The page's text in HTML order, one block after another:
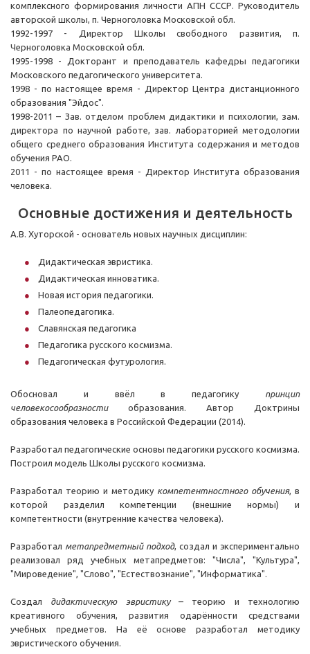
комплексного формирования личности АПН СССР. Руководитель
авторской школы, п. Черноголовка Московской обл.
1992-1997 - Директор Школы свободного развития, п.
Черноголовка Московской обл.
1995-1998 - Докторант и преподаватель кафедры педагогики
Московского педагогического университета.
1998 - по настоящее время - Директор Центра дистанционного
образования "Эйдос".
1998-2011 – Зав. отделом проблем дидактики и психологии, зам.
директора по научной работе, зав. лабораторией методологии
общего среднего образования Института содержания и методов
обучения РАО.
2011 - по настоящее время - Директор Института образования
человека.
Основные достижения и деятельность
А.В. Хуторской - основатель новых научных дисциплин:
Дидактическая эвристика.
Дидактическая инноватика.
Новая история педагогики.
Палеопедагогика.
Славянская педагогика
Педагогика русского космизма.
Педагогическая футурология.
Обосновал и ввёл в педагогику принцип
человекосообразностиобразования. Автор Доктрины
образования человека в Российской Федерации (2014).
Разработал педагогические основы педагогики русского космизма.
Построил модель Школы русского космизма.
Разработал теорию и методику компетентностного обучения, в
которой разделил компетенции (внешние нормы) и
компетентности (внутренние качества человека).
Разработал метапредметный подход, создал и экспериментально
реализовал ряд учебных метапредметов: "Числа", "Культура",
"Мироведение", "Слово", "Естествознание", "Информатика".
Создал дидактическую эвристику– теорию и технологию
креативного обучения, развития одарённости средствами
учебных предметов. На её основе разработал методику
эвристического обучения.